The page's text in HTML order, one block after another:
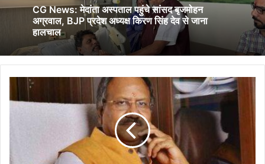
CG News: मेदांता अस्पताल पहुंचे सांसद बृजमोहन
अग्रवाल, BJP प्रदेश अध्यक्ष किरण सिंह देव से जाना
हालचाल
प्रधानमंत्री
का